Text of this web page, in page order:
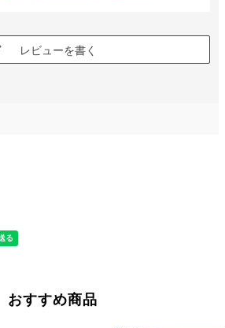
レビューを書く
おすすめ商品